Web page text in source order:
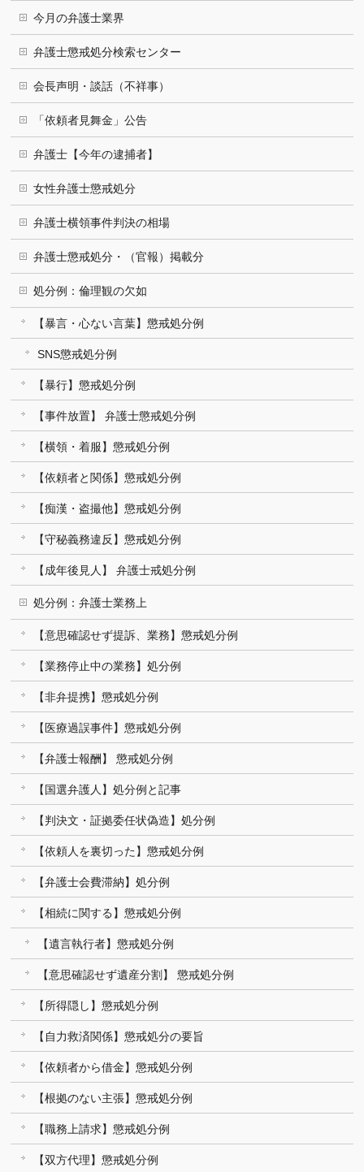
今月の弁護士業界
弁護士懲戒処分検索センター
会長声明・談話（不祥事）
「依頼者見舞金」公告
弁護士【今年の逮捕者】
女性弁護士懲戒処分
弁護士横領事件判決の相場
弁護士懲戒処分・（官報）掲載分
処分例：倫理観の欠如
【暴言・心ない言葉】懲戒処分例
SNS懲戒処分例
【暴行】懲戒処分例
【事件放置】 弁護士懲戒処分例
【横領・着服】懲戒処分例
【依頼者と関係】懲戒処分例
【痴漢・盗撮他】懲戒処分例
【守秘義務違反】懲戒処分例
【成年後見人】 弁護士戒処分例
処分例：弁護士業務上
【意思確認せず提訴、業務】懲戒処分例
【業務停止中の業務】処分例
【非弁提携】懲戒処分例
【医療過誤事件】懲戒処分例
【弁護士報酬】 懲戒処分例
【国選弁護人】処分例と記事
【判決文・証拠委任状偽造】処分例
【依頼人を裏切った】懲戒処分例
【弁護士会費滞納】処分例
【相続に関する】懲戒処分例
【遺言執行者】懲戒処分例
【意思確認せず遺産分割】 懲戒処分例
【所得隠し】懲戒処分例
【自力救済関係】懲戒処分の要旨
【依頼者から借金】懲戒処分例
【根拠のない主張】懲戒処分例
【職務上請求】懲戒処分例
【双方代理】懲戒処分例